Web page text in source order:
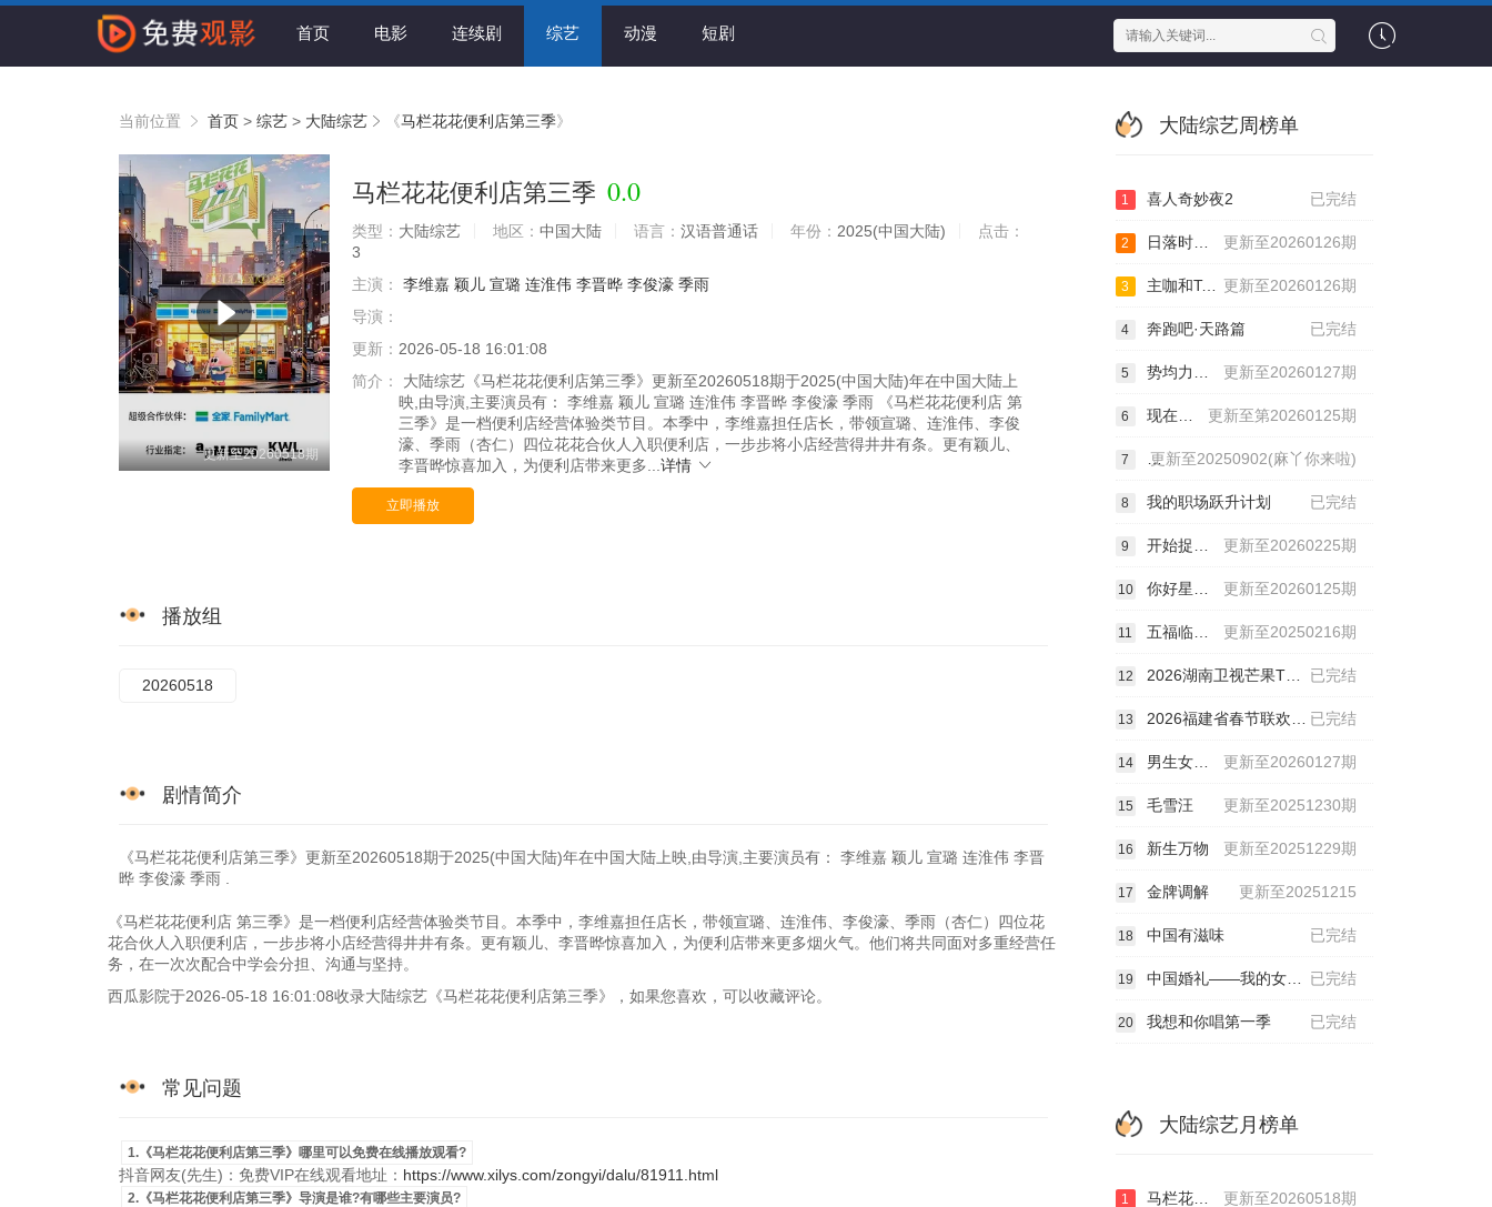
首页 电影 连续剧 综艺 动漫 短剧
当前位置 首页 > 综艺 > 大陆综艺 《马栏花花便利店第三季》
更新至20260518期
马栏花花便利店第三季 0.0
类型： 大陆综艺 地区： 中国大陆 语言： 汉语普通话 年份： 2025(中国大陆)
点击：
3
主演：
李维嘉 颖儿 宣璐 连淮伟 李晋晔 李俊濠 季雨
导演：
更新： 2026-05-18 16:01:08
简介：
大陆综艺《马栏花花便利店第三季》更新至20260518期于2025(中国大陆)年在中国大陆上
映,由导演,主要演员有： 李维嘉 颖儿 宣璐 连淮伟 李晋晔 李俊濠 季雨 《马栏花花便利店 第
三季》是一档便利店经营体验类节目。本季中，李维嘉担任店长，带领宣璐、连淮伟、李俊
濠、季雨（杏仁）四位花花合伙人入职便利店，一步步将小店经营得井井有条。更有颖儿、
李晋晔惊喜加入，为便利店带来更多... 详情
立即播放
播放组
20260518
剧情简介
《马栏花花便利店第三季》更新至20260518期于2025(中国大陆)年在中国大陆上映,由导演,主要演员有： 李维嘉 颖儿 宣璐 连淮伟 李晋
晔 李俊濠 季雨 .
《马栏花花便利店 第三季》是一档便利店经营体验类节目。本季中，李维嘉担任店长，带领宣璐、连淮伟、李俊濠、季雨（杏仁）四位花
花合伙人入职便利店，一步步将小店经营得井井有条。更有颖儿、李晋晔惊喜加入，为便利店带来更多烟火气。他们将共同面对多重经营任
务，在一次次配合中学会分担、沟通与坚持。
西瓜影院于2026-05-18 16:01:08收录大陆综艺《马栏花花便利店第三季》，如果您喜欢，可以收藏评论。
常见问题
1.《马栏花花便利店第三季》哪里可以免费在线播放观看?
抖音网友(先生)：免费VIP在线观看地址： https://www.xilys.com/zongyi/dalu/81911.html
2.《马栏花花便利店第三季》导演是谁?有哪些主要演员?
大陆综艺周榜单
已完结
1 喜人奇妙夜2
更新至20260126期
2 日落时分说爱你
更新至20260126期
3 主咖和Ta的朋友们
已完结
4 奔跑吧·天路篇
更新至20260127期
5 势均力敌的我们第2季
更新至第20260125期
6 现在就出发第三季
更新至20250902(麻丫你来啦)
7 麻花特开心第二季
已完结
8 我的职场跃升计划
更新至20260225期
9 开始捉迷藏第二季
更新至20260125期
10 你好星期六
更新至20250216期
11 五福临门团综·友福同享
已完结
12 2026湖南卫视芒果TV春节联欢晚会
已完结
13 2026福建省春节联欢晚会
更新至20260127期
14 男生女生向前冲
更新至20251230期
15 毛雪汪
更新至20251229期
16 新生万物
更新至20251215
17 金牌调解
已完结
18 中国有滋味
已完结
19 中国婚礼——我的女儿出嫁了
已完结
20 我想和你唱第一季
大陆综艺月榜单
更新至20260518期
1 马栏花花便利店第三季